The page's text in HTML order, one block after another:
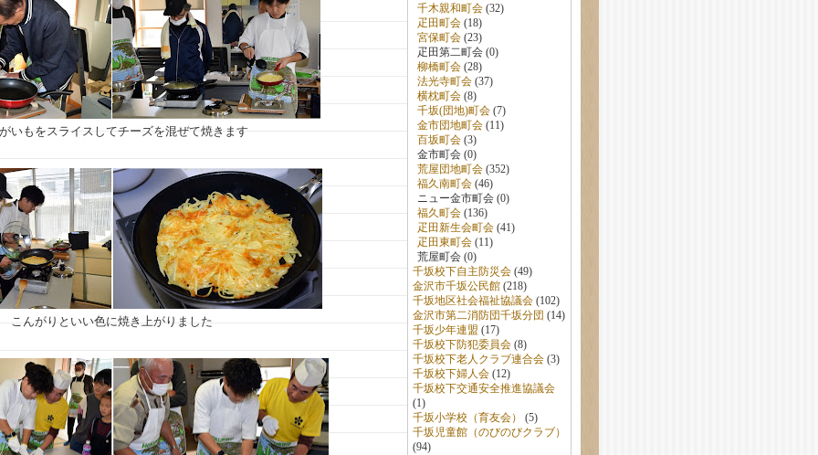
千木親和町会(32)
疋田町会(18)
宮保町会(23)
疋田第二町会 (0)
柳橋町会(28)
法光寺町会(37)
横枕町会(8)
千坂(団地)町会(7)
金市団地町会(11)
百坂町会(3)
金市町会 (0)
荒屋団地町会(352)
福久南町会(46)
ニュー金市町会 (0)
福久町会(136)
疋田新生会町会(41)
疋田東町会(11)
荒屋町会 (0)
千坂校下自主防災会(49)
金沢市千坂公民館(218)
千坂地区社会福祉協議会(102)
金沢市第二消防団千坂分団 (14)
千坂少年連盟 (17)
千坂校下防犯委員会(8)
千坂校下老人クラブ連合会(3)
千坂校下婦人会(12)
千坂校下交通安全推進協議会
(1)
千坂小学校（育友会）
(5)
千坂児童館（のびのびクラブ）
(94)
いもをスライスしてチーズを混ぜて焼きます
こんがりといい色に焼き上がりました